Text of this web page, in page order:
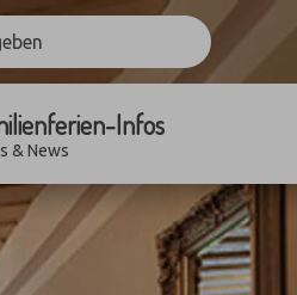
Infos
& News